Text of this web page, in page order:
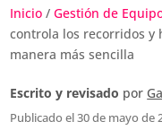
Inicio /Gestión de
controla los recorridos y
manera más sencilla
Escrito y revisado por
Publicado el 30 de mayo de